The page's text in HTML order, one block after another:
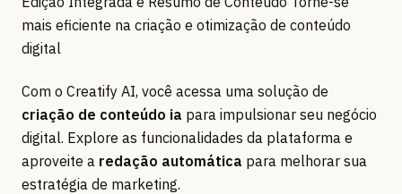
mais eficiente na criação e otimização de conteúdo
digital
Com o Creatify AI, você acessa uma solução de
criação de conteúdo ia para impulsionar seu negócio
digital. Explore as funcionalidades da plataforma e
aproveite a redação automática para melhorar sua
estratégia de marketing.